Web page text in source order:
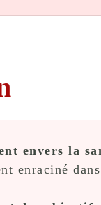
envers la
enraciné